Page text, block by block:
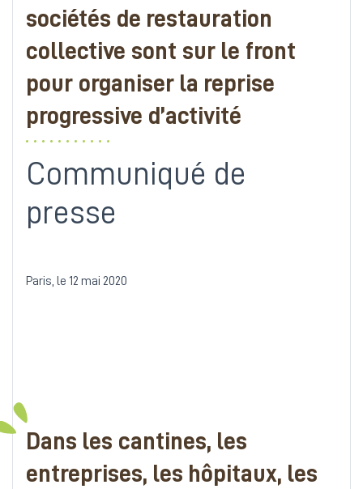
sociétés de restauration
collective sont sur le front
pour organiser la reprise
progressive d’activité
Communiqué de
presse
Paris, le 12 mai 2020
Dans les cantines, les
entreprises, les hôpitaux, les